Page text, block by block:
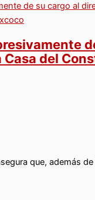
de su cargo al
Casa del
que, además